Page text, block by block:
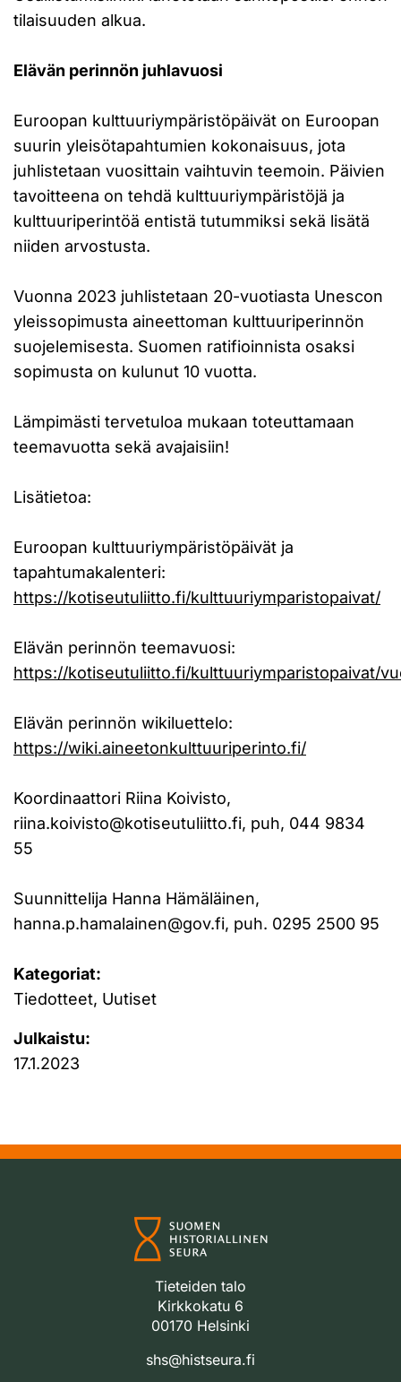
tilaisuuden alkua.
Elävän perinnön juhlavuosi
Euroopan kulttuuriympäristöpäivät on Euroopan
suurin yleisötapahtumien kokonaisuus, jota
juhlistetaan vuosittain vaihtuvin teemoin. Päivien
tavoitteena on tehdä kulttuuriympäristöjä ja
kulttuuriperintöä entistä tutummiksi sekä lisätä
niiden arvostusta.
Vuonna 2023 juhlistetaan 20-vuotiasta Unescon
yleissopimusta aineettoman kulttuuriperinnön
suojelemisesta. Suomen ratifioinnista osaksi
sopimusta on kulunut 10 vuotta.
Lämpimästi tervetuloa mukaan toteuttamaan
teemavuotta sekä avajaisiin!
Lisätietoa:
Euroopan kulttuuriympäristöpäivät ja
tapahtumakalenteri:
https://kotiseutuliitto.fi/kulttuuriymparistopaivat/
Elävän perinnön teemavuosi:
https://kotiseutuliitto.fi/kulttuuriymparistopaivat/
Elävän perinnön wikiluettelo:
https://wiki.aineetonkulttuuriperinto.fi/
Koordinaattori Riina Koivisto,
riina.koivisto@kotiseutuliitto.fi, puh, 044 9834
55
Suunnittelija Hanna Hämäläinen,
hanna.p.hamalainen@gov.fi, puh. 0295 2500 95
Kategoriat:
Tiedotteet, Uutiset
Julkaistu:
17.1.2023
Tieteiden talo
Kirkkokatu 6
00170 Helsinki
shs@histseura.fi